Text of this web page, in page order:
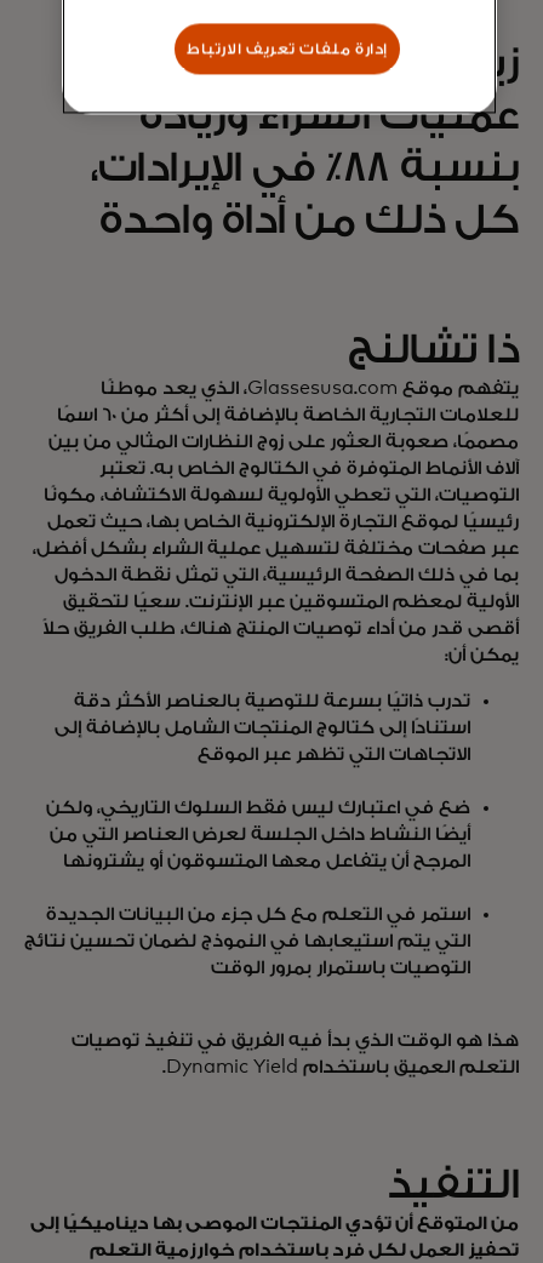
زيادة بنسبة 68٪ في
عمليات الشراء وزيادة
بنسبة 88٪ في الإيرادات،
كل ذلك من أداة واحدة
ذا تشالنج
يتفهم موقع Glassesusa.com، الذي يعد موطنًا
للعلامات التجارية الخاصة بالإضافة إلى أكثر من 60 اسمًا
مصممًا، صعوبة العثور على زوج النظارات المثالي من بين
آلاف الأنماط المتوفرة في الكتالوج الخاص به. تعتبر
التوصيات، التي تعطي الأولوية لسهولة الاكتشاف، مكونًا
رئيسيًا لموقع التجارة الإلكترونية الخاص بها، حيث تعمل
عبر صفحات مختلفة لتسهيل عملية الشراء بشكل أفضل،
بما في ذلك الصفحة الرئيسية، التي تمثل نقطة الدخول
الأولية لمعظم المتسوقين عبر الإنترنت. سعيًا لتحقيق
أقصى قدر من أداء توصيات المنتج هناك، طلب الفريق حلاً
يمكن أن:
تدرب ذاتيًا بسرعة للتوصية بالعناصر الأكثر دقة
استنادًا إلى كتالوج المنتجات الشامل بالإضافة إلى
الاتجاهات التي تظهر عبر الموقع
ضع في اعتبارك ليس فقط السلوك التاريخي، ولكن
أيضًا النشاط داخل الجلسة لعرض العناصر التي من
المرجح أن يتفاعل معها المتسوقون أو يشترونها
استمر في التعلم مع كل جزء من البيانات الجديدة
التي يتم استيعابها في النموذج لضمان تحسين نتائج
التوصيات باستمرار بمرور الوقت
هذا هو الوقت الذي بدأ فيه الفريق في تنفيذ توصيات
التعلم العميق باستخدام Dynamic Yield.
التنفيذ
من المتوقع أن تؤدي المنتجات الموصى بها ديناميكيًا إلى
تحفيز العمل لكل فرد باستخدام خوارزمية التعلم
إدارة ملفات تعريف الارتباط